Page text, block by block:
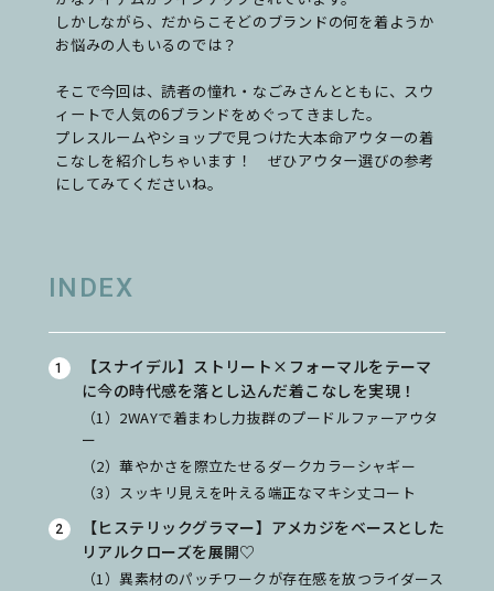
しかしながら、だからこそどのブランドの何を着ようか
お悩みの人もいるのでは？
そこで今回は、読者の憧れ・なごみさんとともに、スウ
ィートで人気の6ブランドをめぐってきました。
プレスルームやショップで見つけた大本命アウターの着
こなしを紹介しちゃいます！ ぜひアウター選びの参考
にしてみてくださいね。
INDEX
【スナイデル】ストリート×フォーマルをテーマ
に今の時代感を落とし込んだ着こなしを実現！
（1）2WAYで着まわし力抜群のプードルファーアウタ
ー
（2）華やかさを際立たせるダークカラーシャギー
（3）スッキリ見えを叶える端正なマキシ丈コート
【ヒステリックグラマー】アメカジをベースとした
リアルクローズを展開♡
（1）異素材のパッチワークが存在感を放つライダース